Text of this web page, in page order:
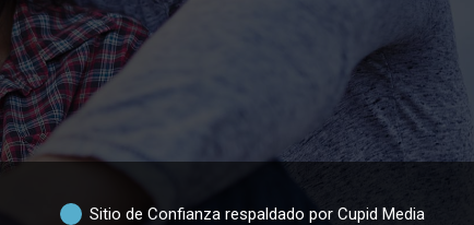
Sitio de Confianza respaldado por Cupid Media